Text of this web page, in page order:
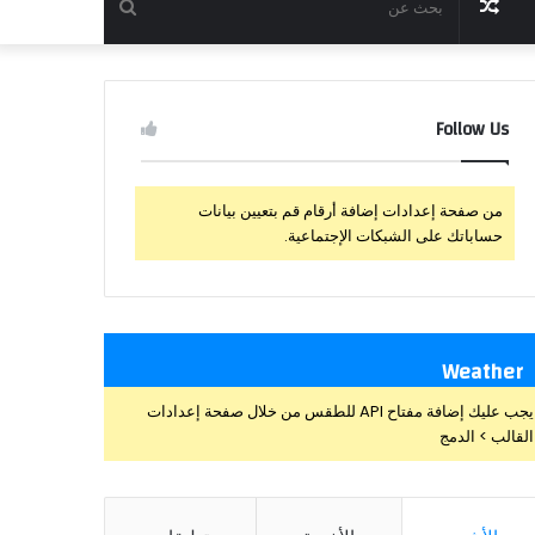
بحث
عن
مقال
عشوائي
Follow Us
من صفحة إعدادات إضافة أرقام قم بتعيين بيانات
حساباتك على الشبكات الإجتماعية.
Weather
يجب عليك إضافة مفتاح API للطقس من خلال صفحة إعدادات
القالب > الدمج